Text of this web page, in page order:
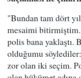
"Bundan tam dört
mesaimi
polis bana yaklaştı.
olduğumu
zor olan iki seçim.